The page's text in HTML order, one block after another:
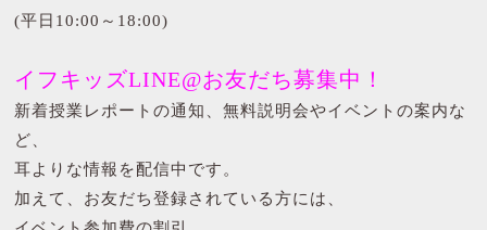
(平日10:00～18:00)
イフキッズLINE@お友だち募集中！
新着授業レポートの通知、無料説明会やイベントの案内な
ど、
耳よりな情報を配信中です。
加えて、お友だち登録されている方には、